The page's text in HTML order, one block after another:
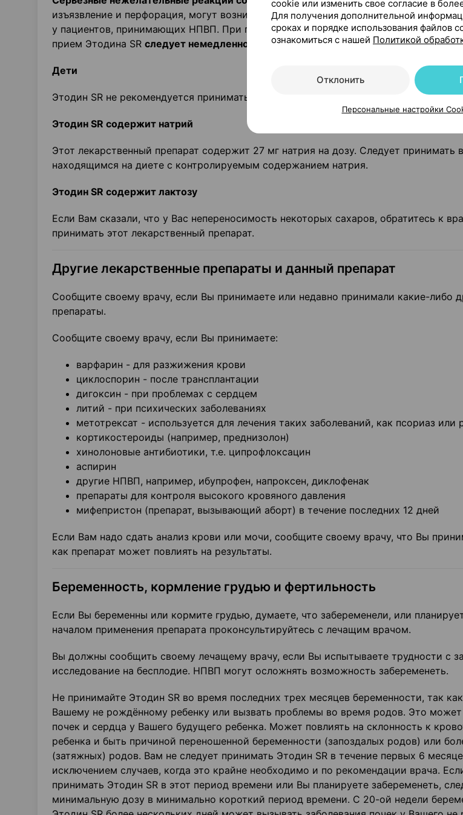
изъязвление и перфорация, могут возникать в любое время с предупреждающими
у пациентов, принимающих НПВП. При появлении любых признаков желудочно-
прием Этодина SR следует немедленно прекратить.
Дети
Этодин SR не рекомендуется принимать детям.
Этодин SR содержит натрий
Этот лекарственный препарат содержит 27 мг натрия на дозу. Следует принимать
находящимся на диете с контролируемым содержанием натрия.
Этодин SR содержит лактозу
Если Вам сказали, что у Вас непереносимость некоторых сахаров, обратитесь к
принимать этот лекарственный препарат.
Другие лекарственные препараты и данный препарат
Сообщите своему врачу, если Вы принимаете или недавно принимали какие-либо
препараты.
Сообщите своему врачу, если Вы принимаете:
варфарин - для разжижения крови
циклоспорин - после трансплантации
дигоксин - при проблемах с сердцем
литий - при психических заболеваниях
метотрексат - используется для лечения таких заболеваний, как псориаз
кортикостероиды (например, преднизолон)
хинолоновые антибиотики, т.е. ципрофлоксацин
аспирин
другие НПВП, например, ибупрофен, напроксен, диклофенак
препараты для контроля высокого кровяного давления
мифепристон (препарат, вызывающий аборт) в течение последних 12 дней
Если Вам надо сдать анализ крови или мочи, сообщите своему врачу, что Вы
как препарат может повлиять на результаты.
Беременность, кормление грудью и фертильность
Если Вы беременны или кормите грудью, думаете, что забеременели, или
началом применения препарата проконсультируйтесь с лечащим врачом.
Вы должны сообщить своему лечащему врачу, если Вы испытываете трудности с
исследование на бесплодие. НПВП могут осложнять возможность забеременеть.
Не принимайте Этодин SR во время последних трех месяцев беременности, так
Вашему не рождённому ребенку или вызвать проблемы во время родов. Это может
почек и сердца у Вашего будущего ребенка. Может повлиять на склонность к
ребенка и быть причиной переношенной беременности (запоздалых родов) или
(затяжных) родов. Вам не следует принимать Этодин SR в течение первых 6
исключением случаев, когда это крайне необходимо и по рекомендации врача.
принимать Этодин SR в этот период времени или Вы планируете забеременеть,
минимальную дозу в минимально короткий период времени. С 20-ой недели
cookie или изменить свое согласие в
Для получения дополнительной
сроках и порядке использования файлов
ознакомиться с нашей Политикой
Отклонить
Персональные настройки